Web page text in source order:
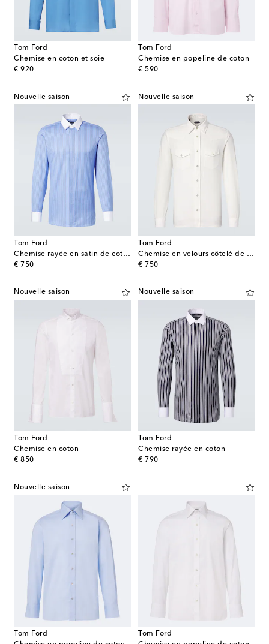
Tom Ford
Chemise en coton et soie
€ 920
original price
Tom Ford
Chemise en popeline de coton
€ 590
original price
Nouvelle saison
Tom Ford
Chemise rayée en satin de coton
€ 750
original price
Nouvelle saison
Tom Ford
Chemise en velours côtelé de coton
€ 750
original price
Nouvelle saison
Tom Ford
Chemise en coton
€ 850
original price
Nouvelle saison
Tom Ford
Chemise rayée en coton
€ 790
original price
Nouvelle saison
Tom Ford
Tom Ford